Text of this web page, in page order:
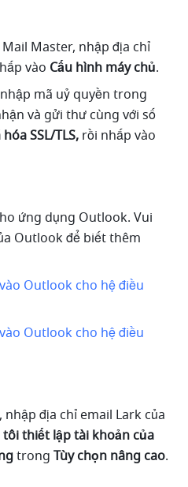
Master, nhập địa chỉ
vào Cấu hình máy chủ.
mã uỷ quyền trong
và gửi thư cùng với số
SSL/TLS,
ứng dụng Outlook. Vui
Outlook để biết thêm
Outlook cho hệ điều
Outlook cho hệ điều
địa chỉ email Lark của
tôi thiết lập tài khoản của
trong Tùy chọn nâng cao.